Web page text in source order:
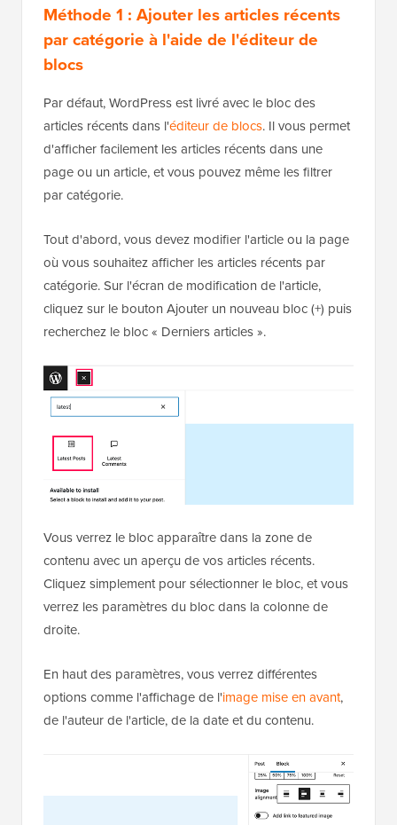
Méthode 1 : Ajouter les articles récents
par catégorie à l'aide de l'éditeur de
blocs
Par défaut, WordPress est livré avec le bloc des
articles récents dans l'éditeur de blocs. Il vous permet
d'afficher facilement les articles récents dans une
page ou un article, et vous pouvez même les filtrer
par catégorie.
Tout d'abord, vous devez modifier l'article ou la page
où vous souhaitez afficher les articles récents par
catégorie. Sur l'écran de modification de l'article,
cliquez sur le bouton Ajouter un nouveau bloc (+) puis
recherchez le bloc « Derniers articles ».
Vous verrez le bloc apparaître dans la zone de
contenu avec un aperçu de vos articles récents.
Cliquez simplement pour sélectionner le bloc, et vous
verrez les paramètres du bloc dans la colonne de
droite.
En haut des paramètres, vous verrez différentes
options comme l'affichage de l'image mise en avant,
de l'auteur de l'article, de la date et du contenu.